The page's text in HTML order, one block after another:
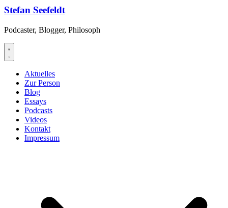
Stefan Seefeldt
Podcaster, Blogger, Philosoph
Aktuelles
Zur Person
Blog
Essays
Podcasts
Videos
Kontakt
Impressum